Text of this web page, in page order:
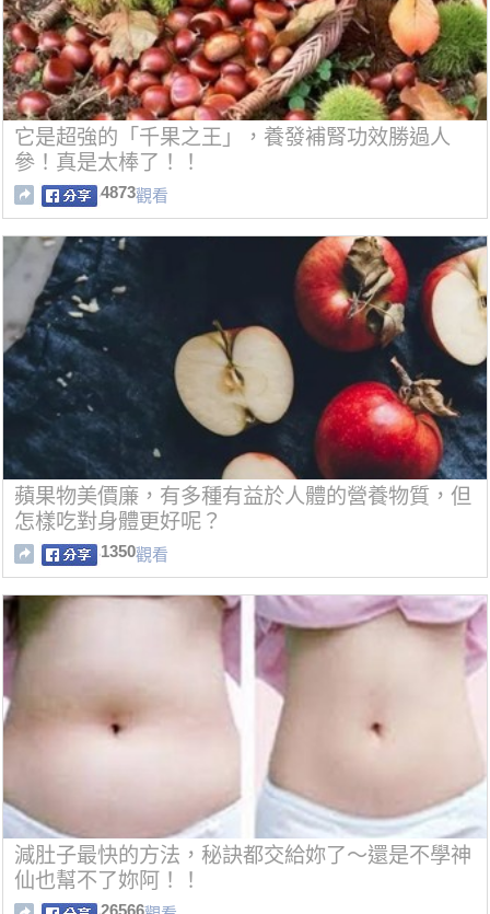
它是超強的「千果之王」，養發補腎功效勝過人
參！真是太棒了！！
4873觀看
蘋果物美價廉，有多種有益於人體的營養物質，但
怎樣吃對身體更好呢？
1350觀看
減肚子最快的方法，秘訣都交給妳了～還是不學神
仙也幫不了妳阿！！
26566